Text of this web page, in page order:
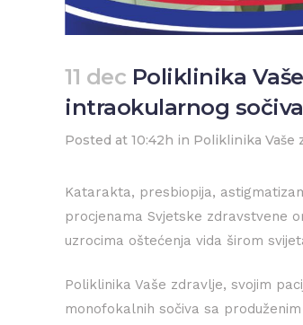
11 dec Poliklinika
intraokularnog
Posted at 10:42h in Poliklinika Vaše
Katarakta, presbiopija,
procjenama Svjetske zdravstvene
uzrocima oštećenja vida širom
Poliklinika Vaše zdravlje, svojim
monofokalnih sočiva sa